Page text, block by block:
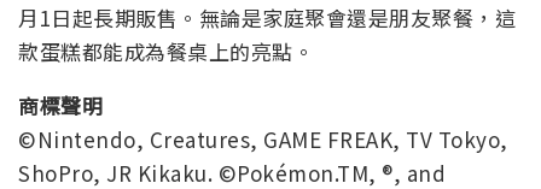
月1日起長期販售。無論是家庭聚會還是朋友聚餐，這
款蛋糕都能成為餐桌上的亮點。
商標聲明
©Nintendo, Creatures, GAME FREAK, TV Tokyo,
ShoPro, JR Kikaku. ©Pokémon.TM, ®, and